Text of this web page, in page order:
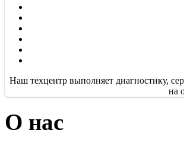
Наш техцентр выполняет диагностику,
на
О нас